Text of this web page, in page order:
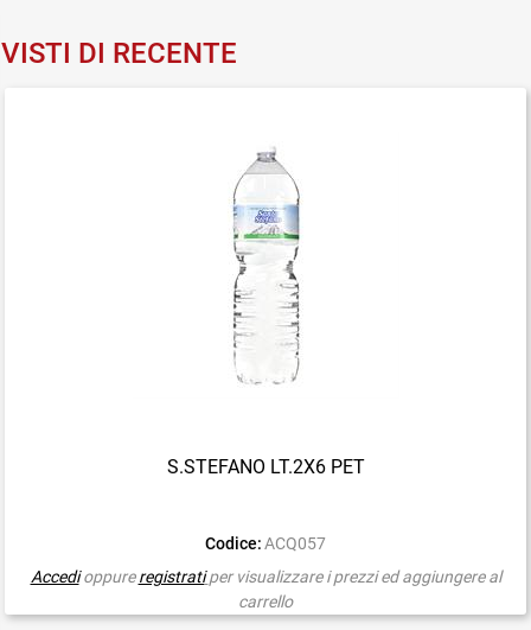
VISTI DI RECENTE
S.STEFANO LT.2X6 PET
Codice: ACQ057
Accedioppureregistrati per visualizzare i prezzi ed aggiungere al
carrello